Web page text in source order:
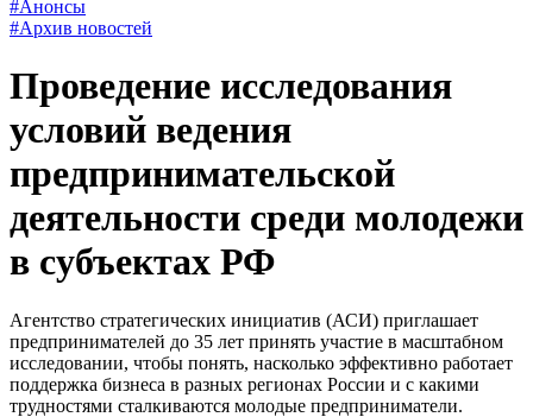
#Анонсы
#Архив новостей
Проведение исследования
условий ведения
предпринимательской
деятельности среди молодежи
в субъектах РФ
Агентство стратегических инициатив (АСИ) приглашает
предпринимателей до 35 лет принять участие в масштабном
исследовании, чтобы понять, насколько эффективно работает
поддержка бизнеса в разных регионах России и с какими
трудностями сталкиваются молодые предприниматели.